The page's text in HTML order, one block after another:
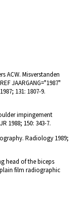
ACW. Misverstanden
JAARGANG="1987"
131: 1807-9.
impingement
1988; 150: 343-7.
Radiology 1989;
head of the biceps
film radiographic